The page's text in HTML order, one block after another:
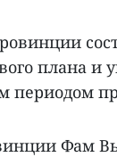
плана
периодом
Фам